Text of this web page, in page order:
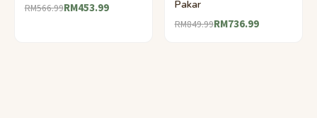
RM566.99RM453.99
Pakar
RM849.99RM736.99